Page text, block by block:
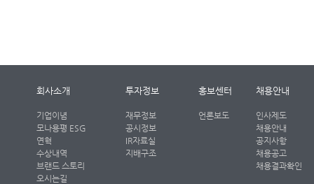
회사소개
기업이념
모나용평 ESG
연혁
수상내역
브랜드 스토리
오시는길
투자정보
재무정보
공시정보
IR자료실
지배구조
홍보센터
언론보도
채용안내
인사제도
채용안내
공지사항
채용공고
채용결과확인